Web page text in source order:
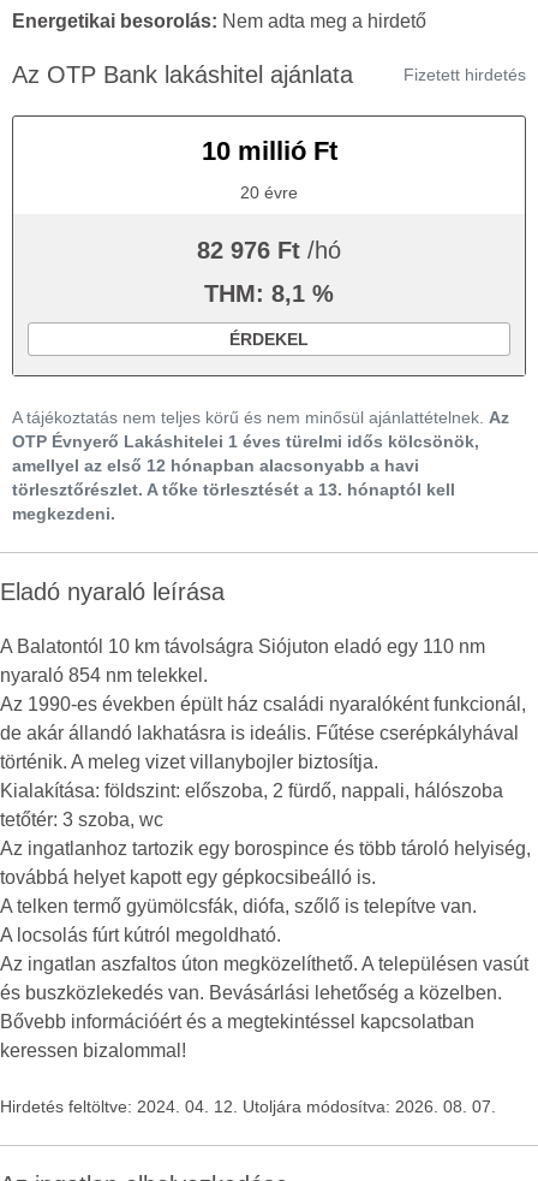
Energetikai besorolás: Nem adta meg a hirdető
Az OTP Bank lakáshitel ajánlata Fizetett hirdetés
10 millió Ft
20 évre
82 976 Ft /hó
THM: 8,1 %
ÉRDEKEL
A tájékoztatás nem teljes körű és nem minősül ajánlattételnek. Az
OTP Évnyerő Lakáshitelei 1 éves türelmi idős kölcsönök,
amellyel az első 12 hónapban alacsonyabb a havi
törlesztőrészlet. A tőke törlesztését a 13. hónaptól kell
megkezdeni.
Eladó nyaraló leírása
A Balatontól 10 km távolságra Siójuton eladó egy 110 nm
nyaraló 854 nm telekkel.
Az 1990-es években épült ház családi nyaralóként funkcionál,
de akár állandó lakhatásra is ideális. Fűtése cserépkályhával
történik. A meleg vizet villanybojler biztosítja.
Kialakítása: földszint: előszoba, 2 fürdő, nappali, hálószoba
tetőtér: 3 szoba, wc
Az ingatlanhoz tartozik egy borospince és több tároló helyiség,
továbbá helyet kapott egy gépkocsibeálló is.
A telken termő gyümölcsfák, diófa, szőlő is telepítve van.
A locsolás fúrt kútról megoldható.
Az ingatlan aszfaltos úton megközelíthető. A településen vasút
és buszközlekedés van. Bevásárlási lehetőség a közelben.
Bővebb információért és a megtekintéssel kapcsolatban
keressen bizalommal!
Hirdetés feltöltve: 2024. 04. 12. Utoljára módosítva: 2026. 08. 07.